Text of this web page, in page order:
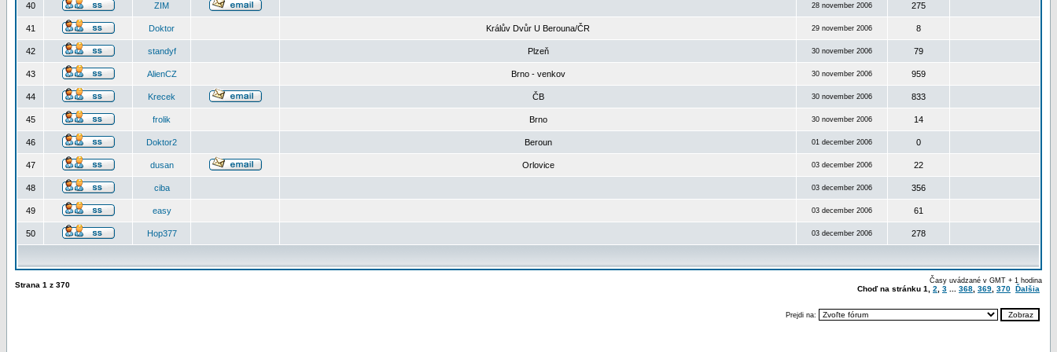
40 ZIM 28 november 2006 275
41 Doktor Králův Dvůr U Berouna/ČR 29 november 2006 8
42 standyf Plzeň 30 november 2006 79
43 AlienCZ Brno - venkov 30 november 2006 959
44 Krecek ČB 30 november 2006 833
45 frolik Brno 30 november 2006 14
46 Doktor2 Beroun 01 december 2006 0
47 dusan Orlovice 03 december 2006 22
48 ciba 03 december 2006 356
49 easy 03 december 2006 61
50 Hop377 03 december 2006 278
Strana 1 z 370 Časy uvádzané v GMT + 1 hodina
Choď na stránku 1 2 3 368 369 370 Ďalšia
Prejdi na: